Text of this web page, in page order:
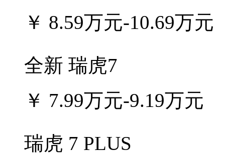
￥ 8.59万元-10.69万元
全新 瑞虎7
￥ 7.99万元-9.19万元
瑞虎 7 PLUS